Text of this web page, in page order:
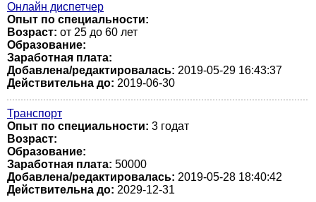
Онлайн диспетчер
Опыт по специальности:
Возраст: от 25 до 60 лет
Образование:
Заработная плата:
Добавлена/редактировалась: 2019-05-29 16:43:37
Действительна до: 2019-06-30
Транспорт
Опыт по специальности: 3 годат
Возраст:
Образование:
Заработная плата: 50000
Добавлена/редактировалась: 2019-05-28 18:40:42
Действительна до: 2029-12-31